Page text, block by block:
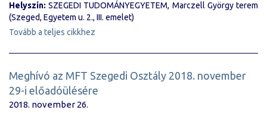
Helyszín: SZEGEDI TUDOMÁNYEGYETEM, Marczell György terem
(Szeged, Egyetem u. 2., III. emelet)
Tovább a teljes cikkhez
Meghívó az MFT Szegedi Osztály 2018. november
29-i előadóülésére
2018. november 26.